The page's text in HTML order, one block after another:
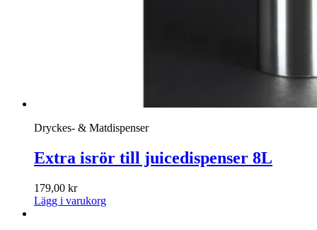
Dryckes- & Matdispenser
Extra isrör till juicedispenser 8L
179,00 kr
Lägg i varukorg